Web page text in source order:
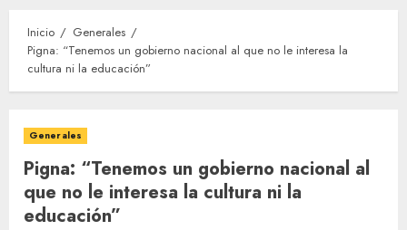
Inicio
Generales
Pigna: “Tenemos un gobierno nacional al que no le interesa la
cultura ni la educación”
Generales
Pigna: “Tenemos un gobierno nacional al
que no le interesa la cultura ni la
educación”